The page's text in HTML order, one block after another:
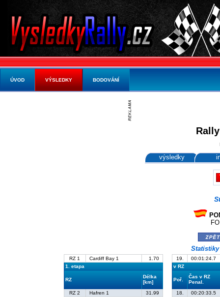
výsledky
RZ 1 Cardiff Bay 1 1.70 19.
00:01:24.7
1. etapa
v RZ
RZ
Délka
[km]
Poř.
Čas v RZ
Penal.
RZ 2
Hafren 1 31.99 18.
00:20:33.5
ÚVOD VÝSLEDKY BODOVÁNÍ